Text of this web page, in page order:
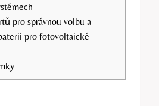
pro správnou volbu a
pro fotovoltaické